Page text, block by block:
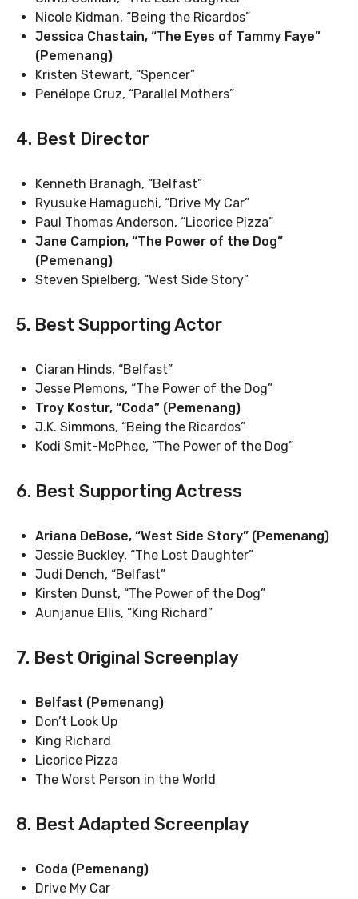
Nicole Kidman, “Being the Ricardos”
Jessica Chastain, “The Eyes of Tammy Faye”
(Pemenang)
Kristen Stewart, “Spencer”
Penélope Cruz, “Parallel Mothers”
4. Best Director
Kenneth Branagh, “Belfast”
Ryusuke Hamaguchi, “Drive My Car”
Paul Thomas Anderson, “Licorice Pizza”
Jane Campion, “The Power of the Dog”
(Pemenang)
Steven Spielberg, “West Side Story”
5. Best Supporting Actor
Ciaran Hinds, “Belfast”
Jesse Plemons, “The Power of the Dog”
Troy Kostur, “Coda” (Pemenang)
J.K. Simmons, “Being the Ricardos”
Kodi Smit-McPhee, “The Power of the Dog”
6. Best Supporting Actress
Ariana DeBose, “West Side Story” (Pemenang)
Jessie Buckley, “The Lost Daughter”
Judi Dench, “Belfast”
Kirsten Dunst, “The Power of the Dog”
Aunjanue Ellis, “King Richard”
7. Best Original Screenplay
Belfast (Pemenang)
Don’t Look Up
King Richard
Licorice Pizza
The Worst Person in the World
8. Best Adapted Screenplay
Coda (Pemenang)
Drive My Car